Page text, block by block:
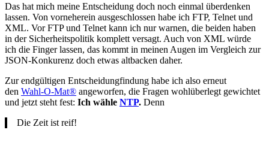
Das hat mich meine Entscheidung doch noch einmal überdenken
lassen. Von vorneherein ausgeschlossen habe ich FTP, Telnet und
XML. Vor FTP und Telnet kann ich nur warnen, die beiden haben
in der Sicherheitspolitik komplett versagt. Auch von XML würde
ich die Finger lassen, das kommt in meinen Augen im Vergleich zur
JSON-Konkurenz doch etwas altbacken daher.
Zur endgültigen Entscheidungfindung habe ich also erneut
den Wahl-O-Mat® angeworfen, die Fragen wohlüberlegt gewichtet
und jetzt steht fest: Ich wähle NTP. Denn
Die Zeit ist reif!